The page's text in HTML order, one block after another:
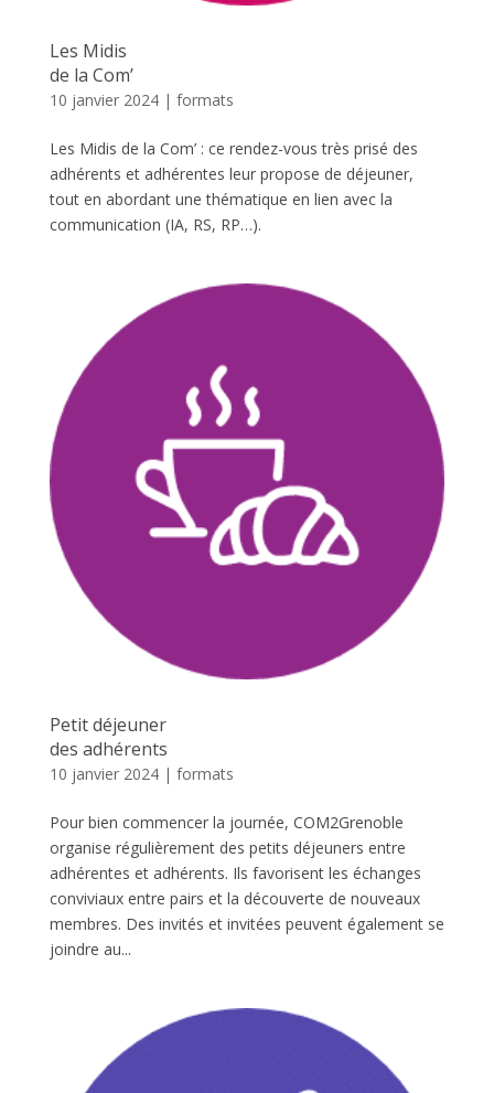
Les Midis
de la Com’
10 janvier 2024| formats
Les Midis de la Com’ : ce rendez-vous très prisé des
adhérents et adhérentes leur propose de déjeuner,
tout en abordant une thématique en lien avec la
communication (IA, RS, RP…).
Petit déjeuner
des adhérents
10 janvier 2024| formats
Pour bien commencer la journée, COM2Grenoble
organise régulièrement des petits déjeuners entre
adhérentes et adhérents. Ils favorisent les échanges
conviviaux entre pairs et la découverte de nouveaux
membres. Des invités et invitées peuvent également se
joindre au...